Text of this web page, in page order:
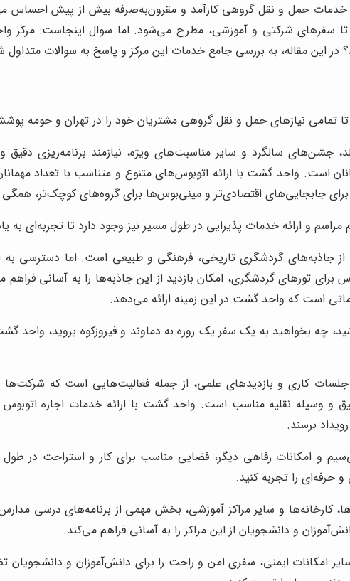
به خدمات حمل و نقل گروهی کارآمد و مقرون‌به‌صرفه بیش از پیش
سفرهای شرکتی و آموزشی، مطرح می‌شود. اما سوال اینجاست: مرکز
در این مقاله، به بررسی جامع خدمات این مرکز و پاسخ به سوالات
تمامی نیازهای حمل و نقل گروهی مشتریان خود را در تهران و حومه
جشن‌های سالگرد و سایر مناسبت‌های ویژه، نیازمند برنامه‌ریزی
است. واحد گشت با ارائه اتوبوس‌های متنوع و متناسب با تعداد
و ارائه خدمات پذیرایی در طول مسیر نیز وجود دارد تا تجربه‌ای به
از جاذبه‌های گردشگری تاریخی، فرهنگی و طبیعی است. اما دسترسی به
تورهای گردشگری، امکان بازدید از این جاذبه‌ها را به آسانی فراهم
است که واحد گشت در این زمینه ارائه می‌دهد.
چه بخواهید به یک سفر یک روزه به دماوند و فیروزکوه بروید، واحد
جلسات کاری و بازدیدهای علمی، از جمله فعالیت‌هایی است که
دقیق و وسیله نقلیه مناسب است. واحد گشت با ارائه خدمات اجاره
برسند.
و امکانات رفاهی دیگر، فضایی مناسب برای کار و استراحت در طول
حرفه‌ای را تجربه کنید.
کارخانه‌ها و سایر مراکز آموزشی، بخش مهمی از برنامه‌های درسی
و دانشجویان از این مراکز را به آسانی فراهم می‌کند.
امکانات ایمنی، سفری امن و راحت را برای دانش‌آموزان و